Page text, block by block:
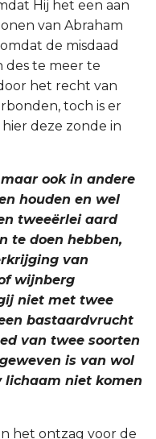
Hij het een aan
van Abraham
de misdaad
des te meer te
het recht van
toch is er
deze zonde in
ook in andere
houden en wel
tweeërlei aard
te doen hebben,
van
wijnberg
niet met twee
bastaardvrucht
van twee soorten
is van wol
lichaam niet komen
het ontzag voor de